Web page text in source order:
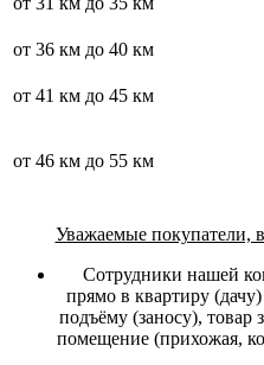
от 36 км до 40 км
от 41 км до 45 км
от 46 км до 55 км
Уважаемые покупатели,
Сотрудники нашей
прямо в квартиру
подъёму (заносу), товар
помещение (прихожая,